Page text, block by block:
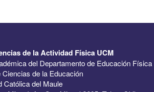
de la Actividad Física UCM
del Departamento de Educación Física
Ciencias de la Educación
Católica del Maule